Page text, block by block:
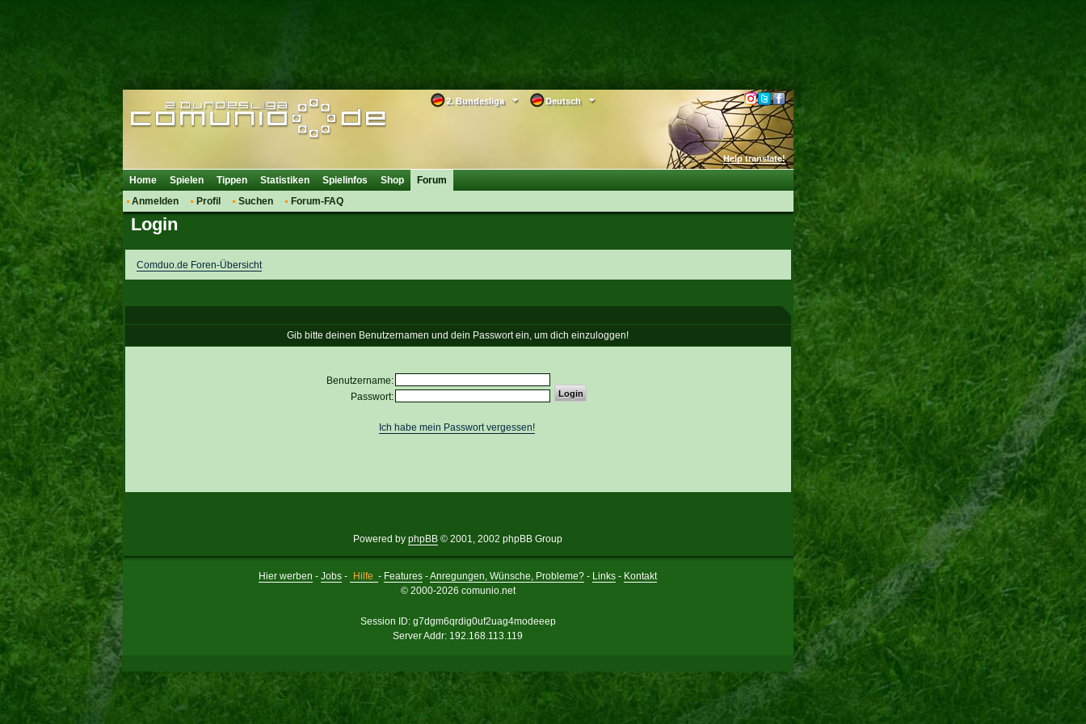
Deutsch
2. Bundesliga
Help translate!
Home Spielen Tippen Statistiken Spielinfos Shop
Forum
Anmelden
Profil Suchen Forum-FAQ
Login
Comduo.de Foren-Übersicht
Gib bitte deinen Benutzernamen und dein Passwort ein, um dich einzuloggen!
Benutzername:
Passwort:
Ich habe mein Passwort vergessen!
Powered by phpBB © 2001, 2002 phpBB Group
Hier werben - Jobs- Hilfe - Features -Anregungen, Wünsche, Probleme? - Links - Kontakt
© 2000-2026 comunio.net
Session ID: g7dgm6qrdig0uf2uag4modeeep
Server Addr: 192.168.113.119